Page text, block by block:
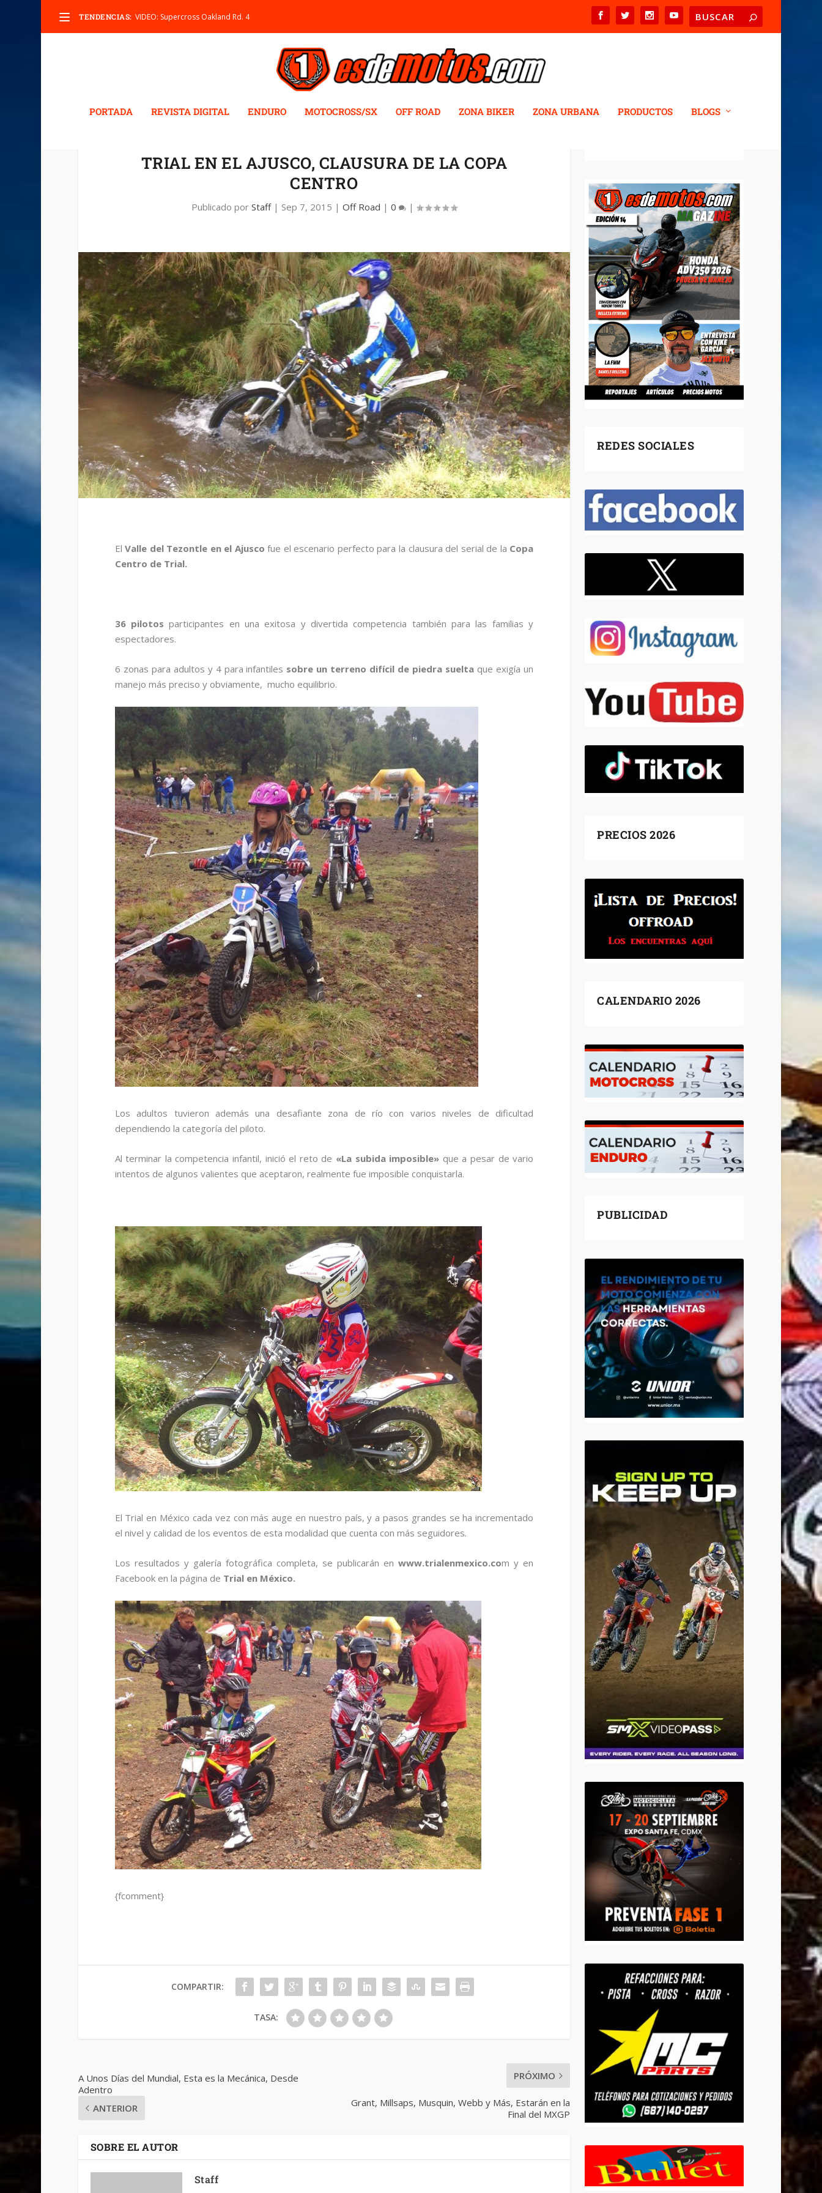
TENDENCIAS: VIDEO: Supercross Oakland Rd. 4
PORTADA REVISTA DIGITAL ENDURO MOTOCROSS/SX OFF ROAD ZONA BIKER ZONA URBANA PRODUCTOS BLOGS
TRIAL EN EL AJUSCO, CLAUSURA DE LA COPA
CENTRO
Publicado por Staff| Sep 7, 2015 | Off Road | 0 |
ElValle del Tezontle en el Ajusco fue el escenario perfecto para la clausura del serial de la Copa
Centro de Trial.
36 pilotos participantes en una exitosa y divertida competencia también para las familias y
espectadores.
6 zonas para adultos y 4 para infantiles sobre un terreno difícil de piedra suelta que exigía un
manejo más preciso y obviamente, mucho equilibrio.
Los adultos tuvieron además una desafiante zona de río con varios niveles de dificultad
dependiendo la categoría del piloto.
Al terminar la competencia infantil, inició el reto de «La subida imposible» que a pesar de vario
intentos de algunos valientes que aceptaron, realmente fue imposible conquistarla.
El Trial en México cada vez con más auge en nuestro país, y a pasos grandes se ha incrementado
el nivel y calidad de los eventos de esta modalidad que cuenta con más seguidores.
Los resultados y galería fotográfica completa, se publicarán enwww.trialenmexico.com y en
Facebook en la página de Trial en México.
{fcomment}
COMPARTIR:
TASA:
A Unos Días del Mundial, Esta es la Mecánica, Desde
Adentro
ANTERIOR
PRÓXIMO
Grant, Millsaps, Musquin, Webb y Más, Estarán en la
Final del MXGP
SOBRE EL AUTOR
Staff
REDES SOCIALES
PRECIOS 2026
CALENDARIO 2026
PUBLICIDAD